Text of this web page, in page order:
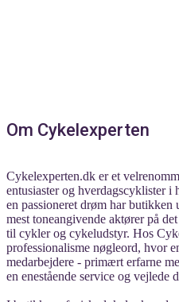
Om Cykelexperten
Cykelexperten.dk er et
entusiaster og hverdagscyklister i
en passioneret drøm har
mest toneangivende aktører på
til cykler og cykeludstyr. Hos
professionalisme nøgleord, hvor
medarbejdere - primært erfarne
en enestående service og vejlede